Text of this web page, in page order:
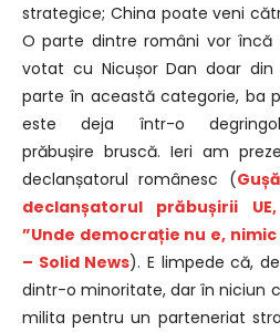
strategice; China poate veni
O parte dintre români vor încă
votat cu Nicușor Dan doar
parte în această categorie, ba
este deja într-o
prăbușire bruscă. Ieri am
declanșatorul românesc (
declanșatorul prăbușirii
”Unde democrație nu e, nimic
– Solid News). E limpede că,
dintr-o minoritate, dar în niciun
milita pentru un parteneriat